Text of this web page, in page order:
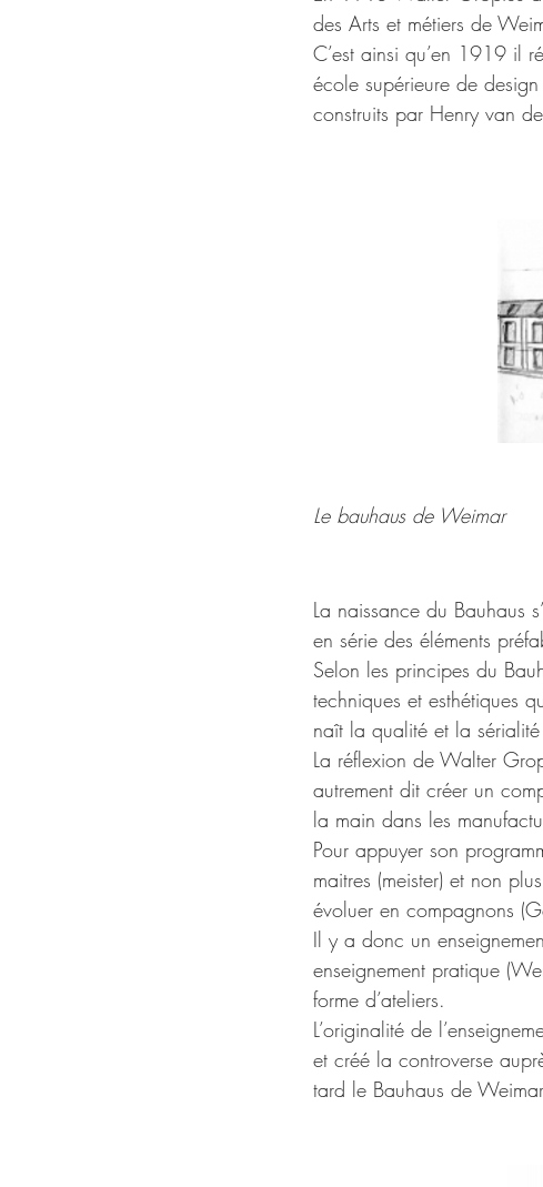
des Arts et métiers de
C’est ainsi qu’en 1919 il
école supérieure de
construits par Henry van
Le bauhaus de Weimar
La naissance du Bauhaus
en série des éléments
Selon les principes du
techniques et esthétiques
naît la qualité et la
La réflexion de Walter
autrement dit créer un
la main dans les
Pour appuyer son
maitres (meister) et non
évoluer en compagnons
Il y a donc un
enseignement pratique
forme d’ateliers.
L’originalité de
et créé la controverse
tard le Bauhaus de